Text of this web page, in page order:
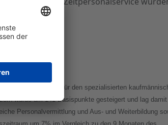
gewachsen sein. Für den spezialisierten
wurde um 141 Basispunkte gesteigert und lag damit
Personalvermittlung und Aus- und Weiterbildung